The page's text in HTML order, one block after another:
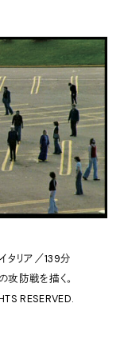
タリア／139分
攻防戦を描く。
RESERVED.